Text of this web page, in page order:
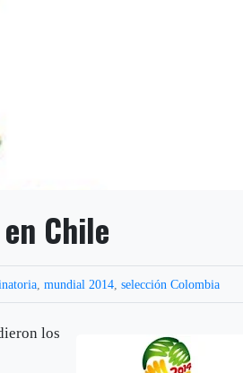
Chile
,mundial 2014 ,selección Colombia
los